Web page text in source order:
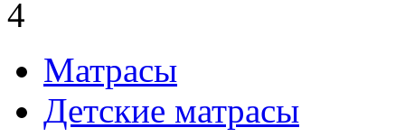
Матрасы
Детские матрасы